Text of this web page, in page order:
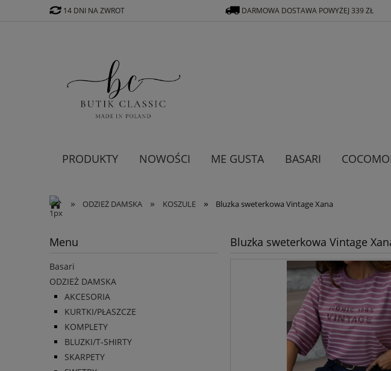
14 DNI NA ZWROT DARMOWA DOSTAWA POWYŻEJ 339 ZŁ
PRODUKTY NOWOŚCI ME GUSTA BASARI
» ODZIEŻ DAMSKA » KOSZULE » Bluzka sweterkowa Vintage Xana
Menu
Basari
ODZIEŻ DAMSKA
AKCESORIA
KURTKI/PŁASZCZE
KOMPLETY
BLUZKI/T-SHIRTY
SKARPETY
Bluzka sweterkowa Vintage